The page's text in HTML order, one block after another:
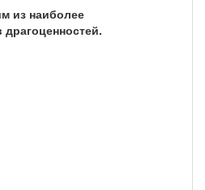
из наиболее